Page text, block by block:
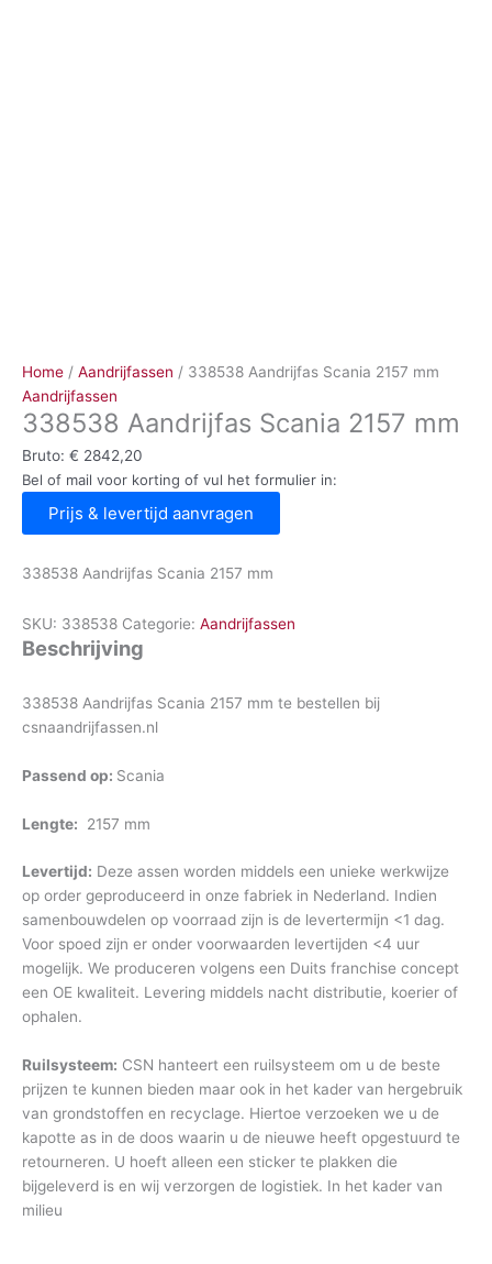
Home / Aandrijfassen / 338538 Aandrijfas Scania 2157 mm
Aandrijfassen
338538 Aandrijfas Scania 2157 mm
Bruto: € 2842,20
Bel of mail voor korting of vul het formulier in:
Prijs & levertijd aanvragen
338538 Aandrijfas Scania 2157 mm
SKU: 338538 Categorie: Aandrijfassen
Beschrijving
338538 Aandrijfas Scania 2157 mm te bestellen bij
csnaandrijfassen.nl
Passend op: Scania
Lengte: 2157 mm
Levertijd: Deze assen worden middels een unieke werkwijze
op order geproduceerd in onze fabriek in Nederland. Indien
samenbouwdelen op voorraad zijn is de levertermijn <1 dag.
Voor spoed zijn er onder voorwaarden levertijden <4 uur
mogelijk. We produceren volgens een Duits franchise concept
een OE kwaliteit. Levering middels nacht distributie, koerier of
ophalen.
Ruilsysteem: CSN hanteert een ruilsysteem om u de beste
prijzen te kunnen bieden maar ook in het kader van hergebruik
van grondstoffen en recyclage. Hiertoe verzoeken we u de
kapotte as in de doos waarin u de nieuwe heeft opgestuurd te
retourneren. U hoeft alleen een sticker te plakken die
bijgeleverd is en wij verzorgen de logistiek. In het kader van
milieu